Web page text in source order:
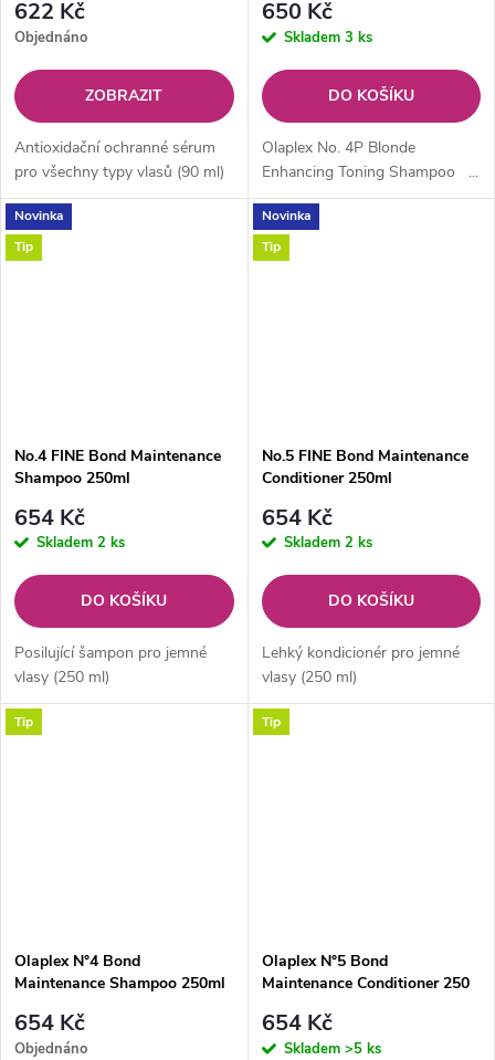
622 Kč
Objednáno
ZOBRAZIT
Antioxidační ochranné sérum
pro všechny typy vlasů (90 ml)
650 Kč
Skladem 3 ks
DO KOŠÍKU
Olaplex No. 4P Blonde
Enhancing Toning Shampoo ...
Novinka
Tip
No.4 FINE Bond Maintenance
Shampoo 250ml
654 Kč
Skladem 2 ks
DO KOŠÍKU
Posilující šampon pro jemné
vlasy (250 ml)
Novinka
Tip
No.5 FINE Bond Maintenance
Conditioner 250ml
654 Kč
Skladem 2 ks
DO KOŠÍKU
Lehký kondicionér pro jemné
vlasy (250 ml)
Tip
Olaplex N°4 Bond
Maintenance Shampoo 250ml
654 Kč
Objednáno
Tip
Olaplex N°5 Bond
Maintenance Conditioner 250
654 Kč
Skladem >5 ks